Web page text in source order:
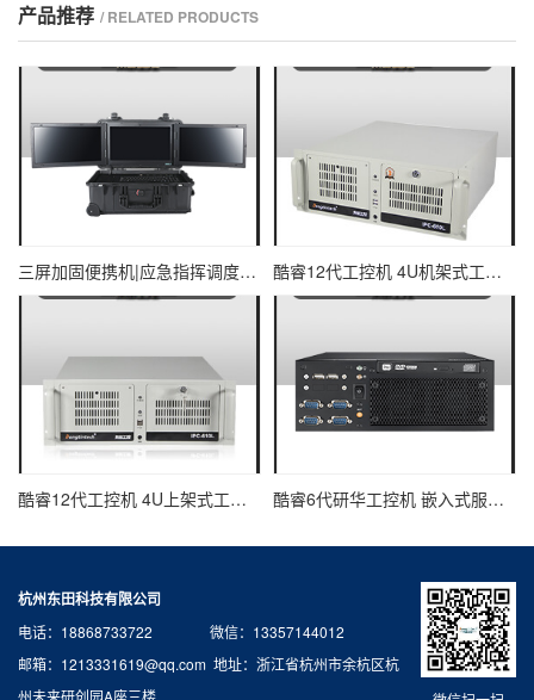
产品推荐 / RELATED PRODUCTS
三屏加固便携机|应急指挥调度台移动终端|DTG-U1713-XH310 酷睿12代工控机 4U机架式工业控制器 DT-610L-IZ690MA
酷睿12代工控机 4U上架式工业电脑 DT-610L-IH610MB 酷睿6代研华工控机 嵌入式服务器主机 EPC-B2205
杭州东田科技有限公司
电话：18868733722 微信：13357144012
邮箱：1213331619@qq.com 地址：浙江省杭州市余杭区杭
州未来研创园A座三楼